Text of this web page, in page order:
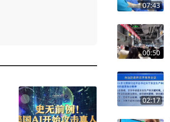
07:43
00:50
02:17